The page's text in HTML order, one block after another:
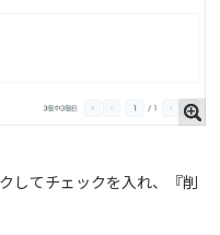
してチェックを入れ、『削